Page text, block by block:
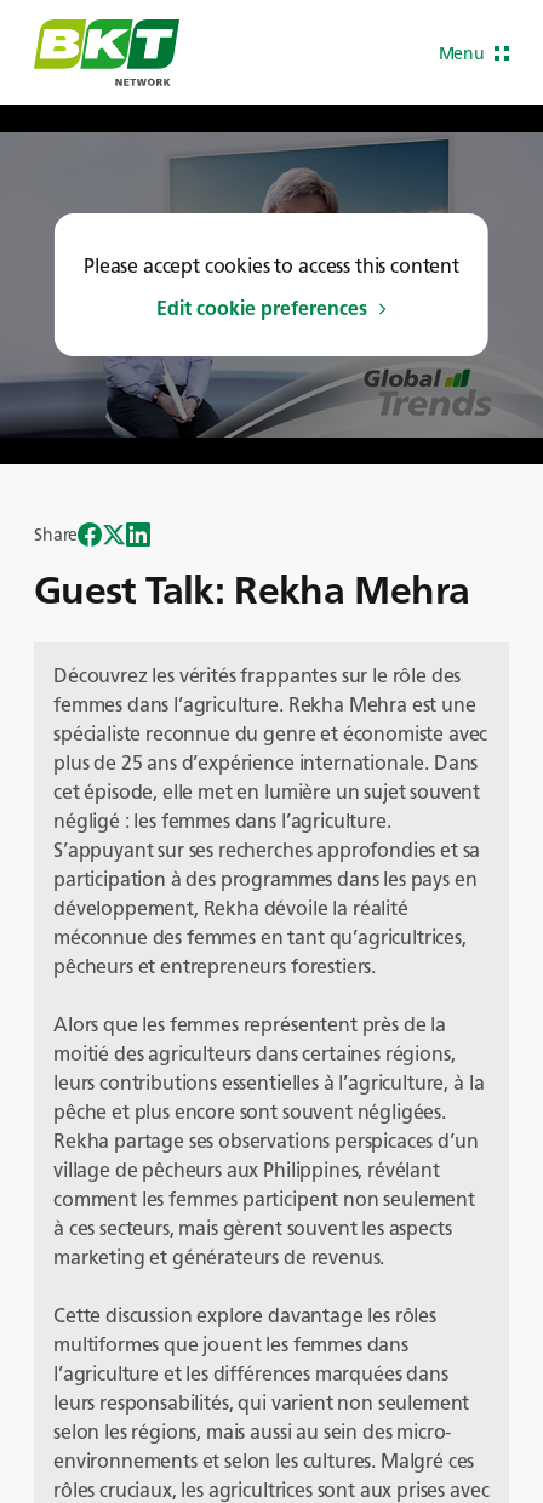
Menu
Please accept cookies to access this content
Edit cookie preferences
Guest Talk: Rekha Mehra
Share
Découvrez les vérités frappantes sur le rôle des
femmes dans l’agriculture. Rekha Mehra est une
spécialiste reconnue du genre et économiste avec
plus de 25 ans d’expérience internationale. Dans
cet épisode, elle met en lumière un sujet souvent
négligé : les femmes dans l’agriculture.
S’appuyant sur ses recherches approfondies et sa
participation à des programmes dans les pays en
développement, Rekha dévoile la réalité
méconnue des femmes en tant qu’agricultrices,
pêcheurs et entrepreneurs forestiers.
Alors que les femmes représentent près de la
moitié des agriculteurs dans certaines régions,
leurs contributions essentielles à l’agriculture, à la
pêche et plus encore sont souvent négligées.
Rekha partage ses observations perspicaces d’un
village de pêcheurs aux Philippines, révélant
comment les femmes participent non seulement
à ces secteurs, mais gèrent souvent les aspects
marketing et générateurs de revenus.
Cette discussion explore davantage les rôles
multiformes que jouent les femmes dans
l’agriculture et les différences marquées dans
leurs responsabilités, qui varient non seulement
selon les régions, mais aussi au sein des micro-
environnements et selon les cultures. Malgré ces
rôles cruciaux, les agricultrices sont aux prises avec